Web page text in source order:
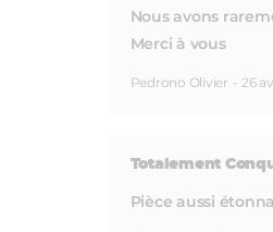
Nous avons
Merci à vous
Pedrono Olivier - 26
Totalement
Pièce aussi